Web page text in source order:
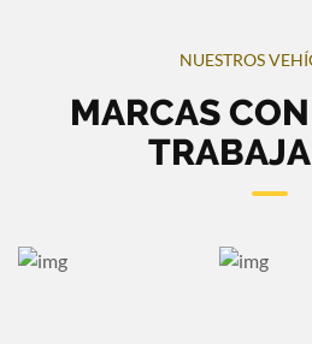
NUESTROS
MARCAS